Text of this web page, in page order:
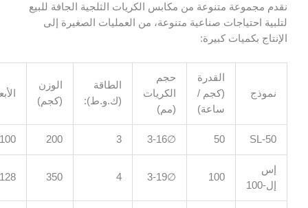
متنوعة من مكابس الكريات الثلجية الجافة للبيع
صناعية متنوعة، من العمليات الصغيرة إلى
كبيرة:
(كجم /
حجم
الكريات
(مم)
الطاقة
(ك.و.ط):
الوزن
(كجم)
الأبعاد (سم):
50
∅3-16
3
100*50*100
100
∅3-19
4
128*60*140